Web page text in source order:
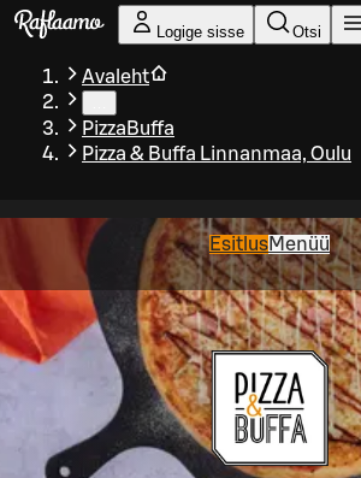
Liigu peamise sisu juurde
Logige sisse Otsi
Avaleht
PizzaBuffa
Pizza & Buffa Linnanmaa, Oulu
EsitlusMenüü